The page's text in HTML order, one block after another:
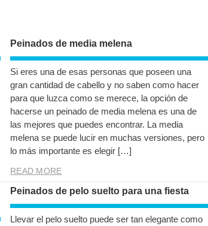
Peinados de media melena
Si eres una de esas personas que poseen una
gran cantidad de cabello y no saben como hacer
para que luzca como se merece, la opción de
hacerse un peinado de media melena es una de
las mejores que puedes encontrar. La media
melena se puede lucir en muchas versiones, pero
lo más importante es elegir […]
READ MORE
Peinados de pelo suelto para una fiesta
Llevar el pelo suelto puede ser tan elegante como